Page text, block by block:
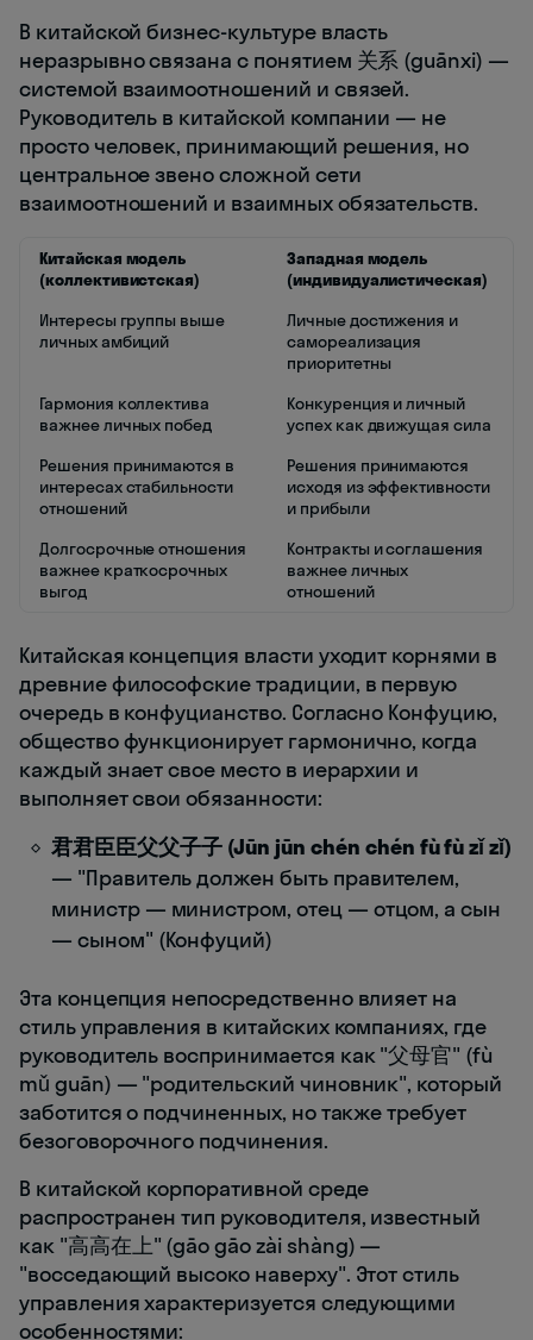
В китайской бизнес-культуре власть
неразрывно связана с понятием 关系 (guānxi) —
системой взаимоотношений и связей.
Руководитель в китайской компании — не
просто человек, принимающий решения, но
центральное звено сложной сети
взаимоотношений и взаимных обязательств.
Китайская модель
(коллективистская)
Западная модель
(индивидуалистическая)
Интересы группы выше
личных амбиций
Личные достижения и
самореализация
приоритетны
Гармония коллектива
важнее личных побед
Конкуренция и личный
успех как движущая сила
Решения принимаются в
интересах стабильности
отношений
Решения принимаются
исходя из эффективности
и прибыли
Долгосрочные отношения
важнее краткосрочных
выгод
Контракты и соглашения
важнее личных
отношений
Китайская концепция власти уходит корнями в
древние философские традиции, в первую
очередь в конфуцианство. Согласно Конфуцию,
общество функционирует гармонично, когда
каждый знает свое место в иерархии и
выполняет свои обязанности:
君君臣臣父父子子 (Jūn jūn chén chén fù fù zǐ zǐ)
— "Правитель должен быть правителем,
министр — министром, отец — отцом, а сын
— сыном" (Конфуций)
Эта концепция непосредственно влияет на
стиль управления в китайских компаниях, где
руководитель воспринимается как "父母官" (fù
mǔ guān) — "родительский чиновник", который
заботится о подчиненных, но также требует
безоговорочного подчинения.
В китайской корпоративной среде
распространен тип руководителя, известный
как "高高在上" (gāo gāo zài shàng) —
"восседающий высоко наверху". Этот стиль
управления характеризуется следующими
особенностями: